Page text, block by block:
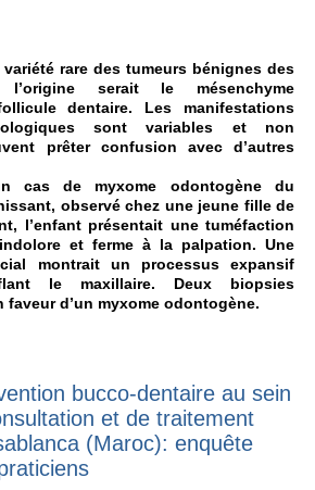
rare des tumeurs bénignes des
l’origine serait le mésenchyme
dentaire. Les manifestations
sont variables et non
prêter confusion avec d’autres
cas de myxome odontogène du
observé chez une jeune fille de
l’enfant présentait une tuméfaction
et ferme à la palpation. Une
montrait un processus expansif
le maxillaire. Deux biopsies
faveur d’un myxome odontogène.
bucco-dentaire au sein
et de traitement
(Maroc): enquête